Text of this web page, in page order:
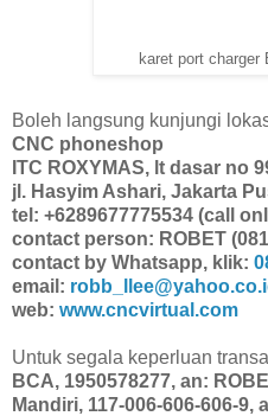
karet port charger
Boleh langsung kunjungi
CNC phoneshop
ITC ROXYMAS, lt dasar no
jl. Hasyim Ashari, Jakarta
tel: +6289677775534 (call
contact person: ROBET
contact by Whatsapp, klik:
email:
web: www.cncvirtual.com
Untuk segala keperluan
BCA, 1950578277, an:
Mandiri, 117-006-606-606-9,